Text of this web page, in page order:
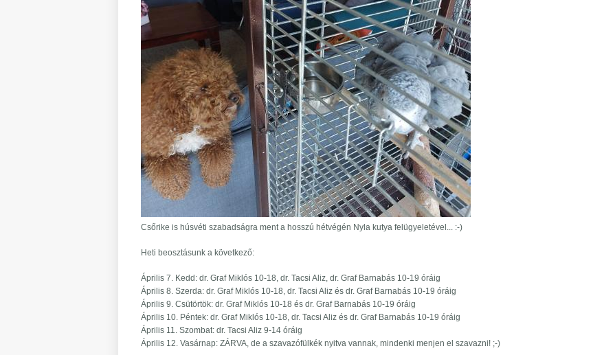
Csőrike is húsvéti szabadságra ment a hosszú hétvégén Nyla kutya felügyeletével... :-)
Heti beosztásunk a következő:
Április 7. Kedd: dr. Graf Miklós 10-18, dr. Tacsi Aliz, dr. Graf Barnabás 10-19 óráig
Április 8. Szerda: dr. Graf Miklós 10-18, dr. Tacsi Aliz és dr. Graf Barnabás 10-19 óráig
Április 9. Csütörtök: dr. Graf Miklós 10-18 és dr. Graf Barnabás 10-19 óráig
Április 10. Péntek: dr. Graf Miklós 10-18, dr. Tacsi Aliz és dr. Graf Barnabás 10-19 óráig
Április 11. Szombat: dr. Tacsi Aliz 9-14 óráig
Április 12. Vasárnap: ZÁRVA, de a szavazófülkék nyitva vannak, mindenki menjen el szavazni! ;-)